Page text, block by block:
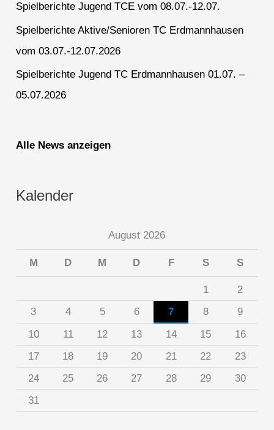
Spielberichte Jugend TCE vom 08.07.-12.07.
Spielberichte Aktive/Senioren TC Erdmannhausen
vom 03.07.-12.07.2026
Spielberichte Jugend TC Erdmannhausen 01.07. –
05.07.2026
Alle News anzeigen
Kalender
August 2026
M D M D F S S
1
2
3
4 5 6 7 8
9
10
11 12 13 14 15
16
17
18 19 20 21 22
23
24
25 26 27 28 29
30
31